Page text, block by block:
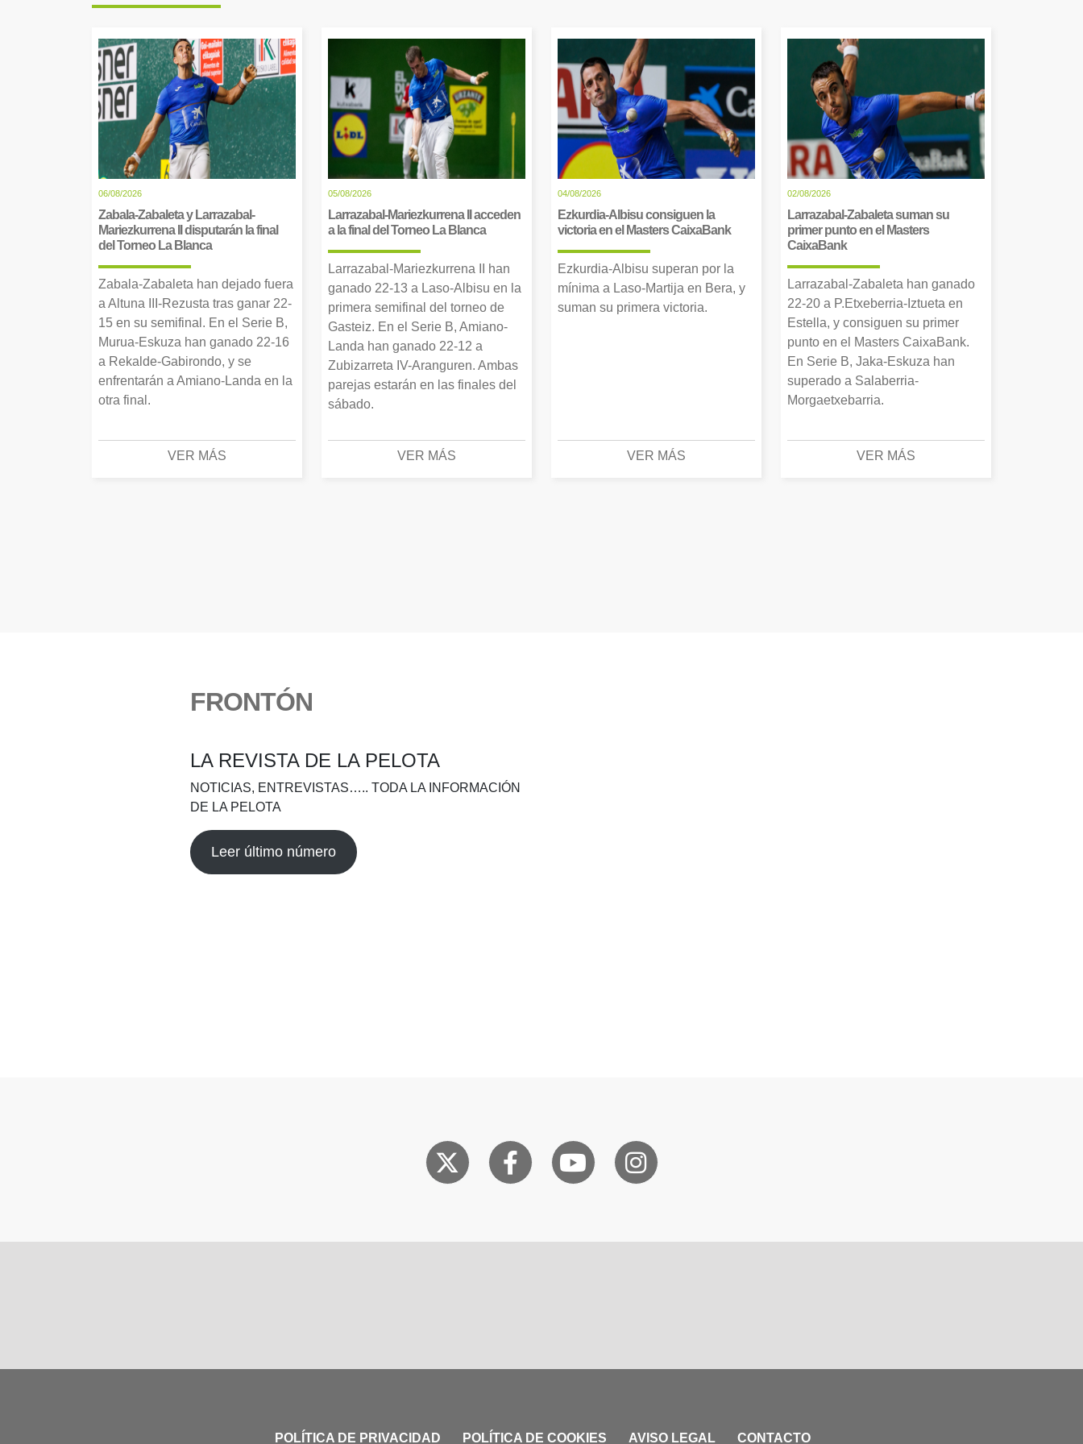
06/08/2026
Zabala-Zabaleta y Larrazabal-
Mariezkurrena II disputarán la final
del Torneo La Blanca
Zabala-Zabaleta han dejado fuera
a Altuna III-Rezusta tras ganar 22-
15 en su semifinal. En el Serie B,
Murua-Eskuza han ganado 22-16
a Rekalde-Gabirondo, y se
enfrentarán a Amiano-Landa en la
otra final.
VER MÁS
05/08/2026
Larrazabal-Mariezkurrena II acceden
a la final del Torneo La Blanca
Larrazabal-Mariezkurrena II han
ganado 22-13 a Laso-Albisu en la
primera semifinal del torneo de
Gasteiz. En el Serie B, Amiano-
Landa han ganado 22-12 a
Zubizarreta IV-Aranguren. Ambas
parejas estarán en las finales del
sábado.
VER MÁS
04/08/2026
Ezkurdia-Albisu consiguen la
victoria en el Masters CaixaBank
Ezkurdia-Albisu superan por la
mínima a Laso-Martija en Bera, y
suman su primera victoria.
VER MÁS
02/08/2026
Larrazabal-Zabaleta suman su
primer punto en el Masters
CaixaBank
Larrazabal-Zabaleta han ganado
22-20 a P.Etxeberria-Iztueta en
Estella, y consiguen su primer
punto en el Masters CaixaBank.
En Serie B, Jaka-Eskuza han
superado a Salaberria-
Morgaetxebarria.
VER MÁS
FRONTÓN
LA REVISTA DE LA PELOTA
NOTICIAS, ENTREVISTAS….. TODA LA INFORMACIÓN
DE LA PELOTA
Leer último número
POLÍTICA DE PRIVACIDAD POLÍTICA DE COOKIES AVISO LEGAL CONTACTO